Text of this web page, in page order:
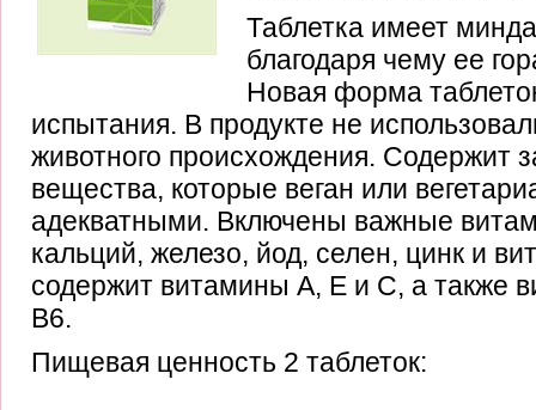
Таблетка имеет
благодаря чему ее
Новая форма
испытания. В продукте не
животного происхождения. Содержит
вещества, которые веган или
адекватными. Включены важные
кальций, железо, йод, селен, цинк и
содержит витамины А, Е и С, а также
В6.
Пищевая ценность 2 таблеток: